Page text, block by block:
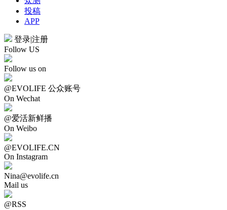
投稿
APP
登录|注册
Follow US
Follow us on
@EVOLIFE 公众账号
On Wechat
@爱活新鲜播
On Weibo
@EVOLIFE.CN
On Instagram
Nina@evolife.cn
Mail us
@RSS